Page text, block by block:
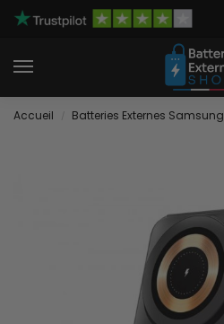
Accueil Batteries Externes Samsung